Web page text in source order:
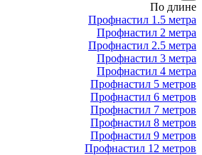
По длине
Профнастил 1.5 метра
Профнастил 2 метра
Профнастил 2.5 метра
Профнастил 3 метра
Профнастил 4 метра
Профнастил 5 метров
Профнастил 6 метров
Профнастил 7 метров
Профнастил 8 метров
Профнастил 9 метров
Профнастил 12 метров